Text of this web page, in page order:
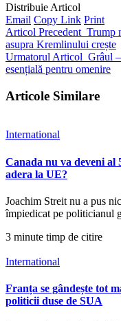
Distribuie Articol
Email Copy Link Print
Articol Precedent Trump
asupra Kremlinului crește
Urmatorul Articol Grâul
esențială pentru omenire
Articole Similare
International
Canada nu va deveni al
adera la UE?
Joachim Streit nu a pus
împiedicat pe politicianul
3 minute timp de citire
International
Franța se gândește tot
politicii duse de SUA